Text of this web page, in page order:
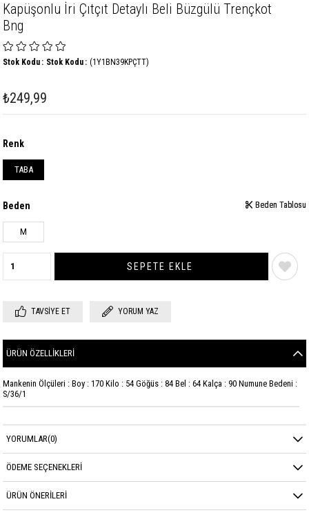
Kapüşonlu İri Çıtçıt Detaylı Beli Büzgülü Trençkot
Bng
(1Y1BN39KPÇTT)
Stok Kodu Stok Kodu
₺249,99
Renk
TABA
Beden
M
Beden Tablosu
Beden Tablosu
TAVSIYE ET YORUM YAZ
ÜRÜN ÖZELLIKLERI
Mankenin Ölçüleri : Boy : 170 Kilo : 54 Göğüs : 84 Bel : 64 Kalça : 90 Numune Bedeni :
S/36/1
YORUMLAR(0)
ÖDEME SEÇENEKLERI
ÜRÜN ÖNERILERI